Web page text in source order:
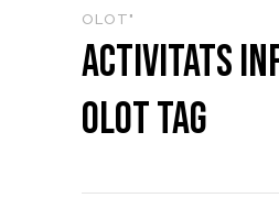
OLOT"
activitats
olot Tag